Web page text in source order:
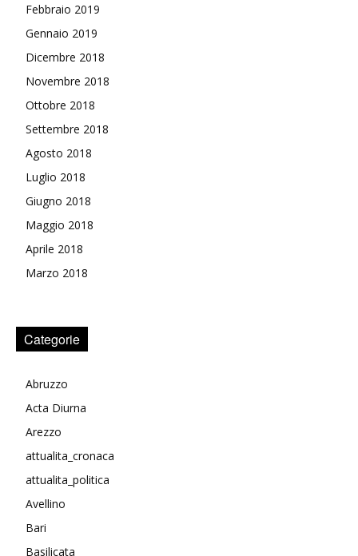
Febbraio 2019
Gennaio 2019
Dicembre 2018
Novembre 2018
Ottobre 2018
Settembre 2018
Agosto 2018
Luglio 2018
Giugno 2018
Maggio 2018
Aprile 2018
Marzo 2018
Categorie
Abruzzo
Acta Diurna
Arezzo
attualita_cronaca
attualita_politica
Avellino
Bari
Basilicata